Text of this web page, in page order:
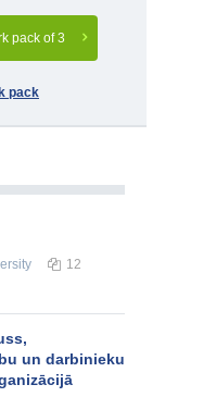
pack of 3
pack
12
un darbinieku